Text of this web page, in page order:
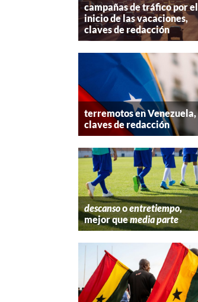
campañas de tráfico por el
inicio de las vacaciones,
claves de redacción
terremotos en Venezuela,
claves de redacción
descansooentretiempo,
mejor quemedia parte